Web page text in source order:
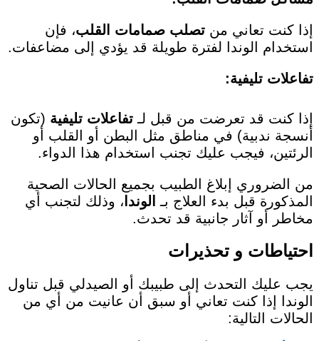
إذا كنت تعاني من تصلب صمامات القلب، فإن
استخدام الوندا لفترة طويلة قد يؤدي إلى مضاعفات.
تفاعلات تليفية:
إذا كنت قد تعرضت من قبل لـ تفاعلات تليفية (تكون
أنسجة ندبية) في مناطق مثل البطن أو القلب أو
الرئتين، فيجب عليك تجنب استخدام هذا الدواء.
من الضروري إبلاغ الطبيب بجميع الحالات الصحية
المذكورة قبل بدء العلاج بـ الوندا ، وذلك لتجنب أي
مخاطر أو آثار جانبية قد تحدث.
احتياطات و تحذيرات
يجب عليك التحدث إلى طبيبك أو الصيدلي قبل تناول
الوندا إذا كنت تعاني أو سبق أن عانيت من أي من
الحالات التالية: